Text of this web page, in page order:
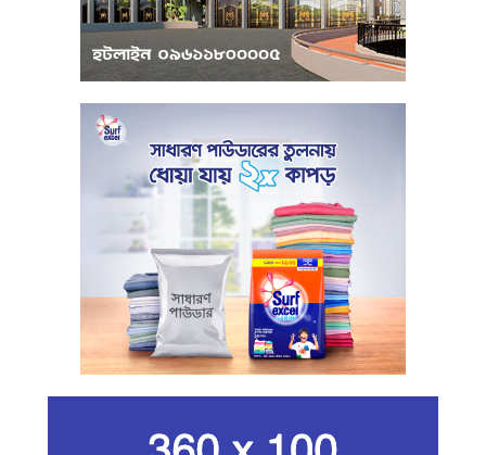
পুঁজিবাজারে অনিয়মের তথ্য প্রদানকারীর
সুরক্ষায় বিধিমালা প্রণয়ন
খামেনি হত্যার প্রতিশোধ নেওয়ার ঘোষণা
ইরানের রেভোল্যুশনারি গার্ডের
কার্বন কারখানার ধোঁয়ায় ক্ষতির মুখে কৃষি ও
পরিবেশ
ইরানের সর্বোচ্চ ধর্মীয় নেতা খামেনি নিহত